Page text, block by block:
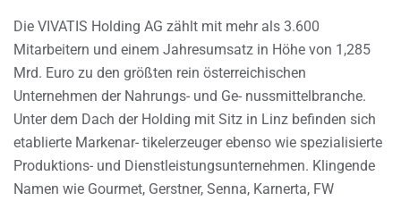
Die VIVATIS Holding AG zählt mit mehr als 3.600
Mitarbeitern und einem Jahresumsatz in Höhe von 1,285
Mrd. Euro zu den größten rein österreichischen
Unternehmen der Nahrungs- und Ge- nussmittelbranche.
Unter dem Dach der Holding mit Sitz in Linz befinden sich
etablierte Markenar- tikelerzeuger ebenso wie spezialisierte
Produktions- und Dienstleistungsunternehmen. Klingende
Namen wie Gourmet, Gerstner, Senna, Karnerta, FW